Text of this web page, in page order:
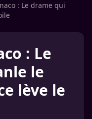
: Le drame qui
: Le
le
lève le